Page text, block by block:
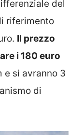
del
riferimento
Il prezzo
i 180 euro
e si avranno 3
di